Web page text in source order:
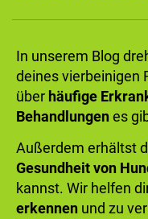
In unserem Blog
deines vierbeinigen
über häufige
Behandlungenes
Außerdem erhältst
Gesundheit von
kannst. Wir helfen
erkennen und zu